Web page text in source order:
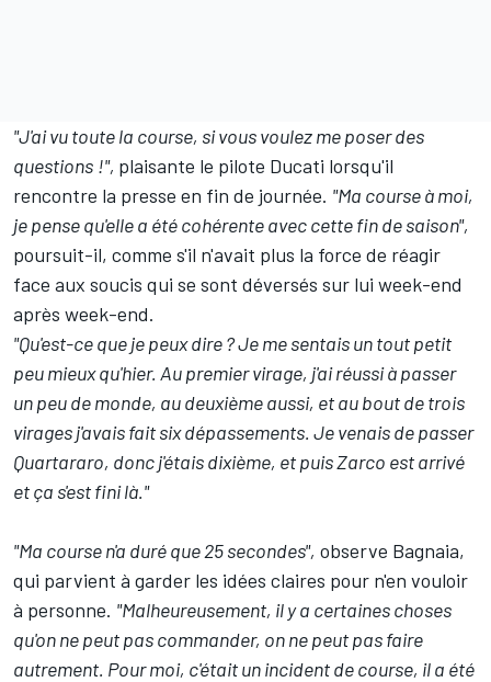
"J'ai vu toute la course, si vous voulez me poser des
questions !", plaisante le pilote Ducati lorsqu'il
rencontre la presse en fin de journée. "Ma course à moi,
je pense qu'elle a été cohérente avec cette fin de saison",
poursuit-il, comme s'il n'avait plus la force de réagir
face aux soucis qui se sont déversés sur lui week-end
après week-end.
"Qu'est-ce que je peux dire?Je me sentais un tout petit
peu mieux qu'hier. Au premier virage, j'ai réussi à passer
un peu de monde, au deuxième aussi, et au bout de trois
virages j'avais fait six dépassements. Je venais de passer
Quartararo, donc j'étais dixième, et puis Zarco est arrivé
et ça s'est fini là."
"Ma course n'a duré que 25 secondes", observe Bagnaia,
qui parvient à garder les idées claires pour n'en vouloir
à personne. "Malheureusement, il y a certaines choses
qu'on ne peut pas commander, on ne peut pas faire
autrement. Pour moi, c'était un incident de course, il a été